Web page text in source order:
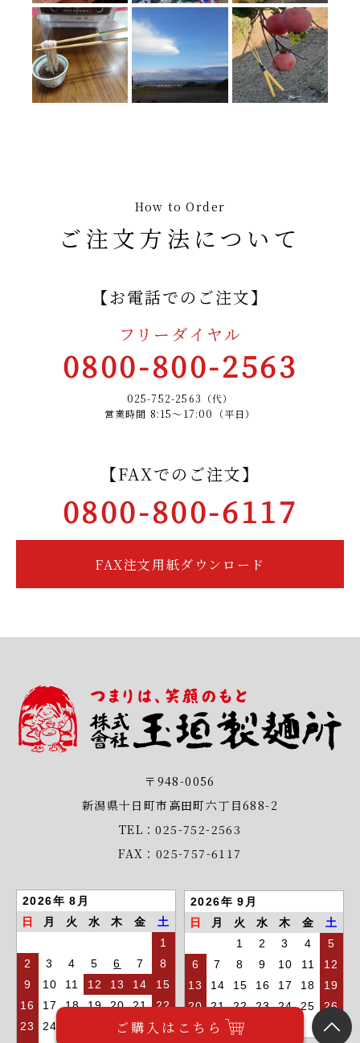
ご購入はこちら
How to Order
ご注文方法について
【お電話でのご注文】
フリーダイヤル
0800-800-2563
025-752-2563（代）
営業時間 8:15～17:00（平日）
【FAXでのご注文】
0800-800-6117
FAX注文用紙ダウンロード
〒948-0056
新潟県十日町市高田町六丁目688-2
TEL：025-752-2563
FAX：025-757-6117
2026年 8月
日
月 火 水 木 金
土
1
2
3 4 5 6 7
8
9
10 11 12 13 14
15
16
17 18 19 20 21
22
23
24 27 28
29
2026年 9月
日
月 火 水 木 金
土
1
2 3 4
5
6
7 8 9 10 11
12
13
14 15 16 17 18
19
20 21 22 23 24 25
26
27 28 29